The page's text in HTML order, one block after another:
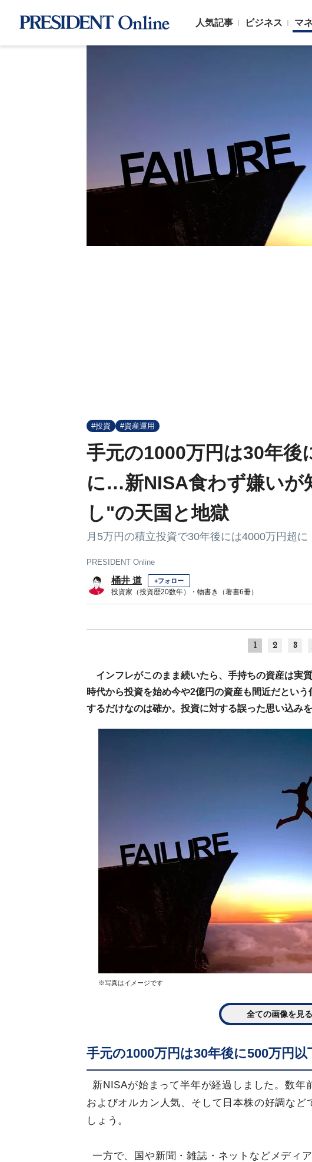
人気記事 ビジネス マ
#投資 #資産運用
手元の1000万円は30年後
に…新NISA食わず嫌いが
し"の天国と地獄
月5万円の積立投資で30年後には4000万円超に
PRESIDENT Online
桶井 道 +フォロー
投資家（投資歴20数年）・物書き（著書6冊）
1 2 3
インフレがこのまま続いたら、手持ちの資産は実
時代から投資を始め今や2億円の資産も間近だとい
するだけなのは確か。投資に対する誤った思い込み
※写真はイメージです
全ての画像を見る
手元の1000万円は30年後に500万円
新NISAが始まって半年が経過しました。数
およびオルカン人気、そして日本株の好調な
しょう。
一方で、国や新聞・雑誌・ネットなどメディ